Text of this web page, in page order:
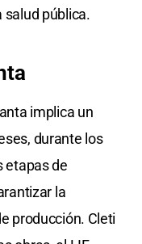
salud pública.
implica un
durante los
etapas de
la
producción. Cleti